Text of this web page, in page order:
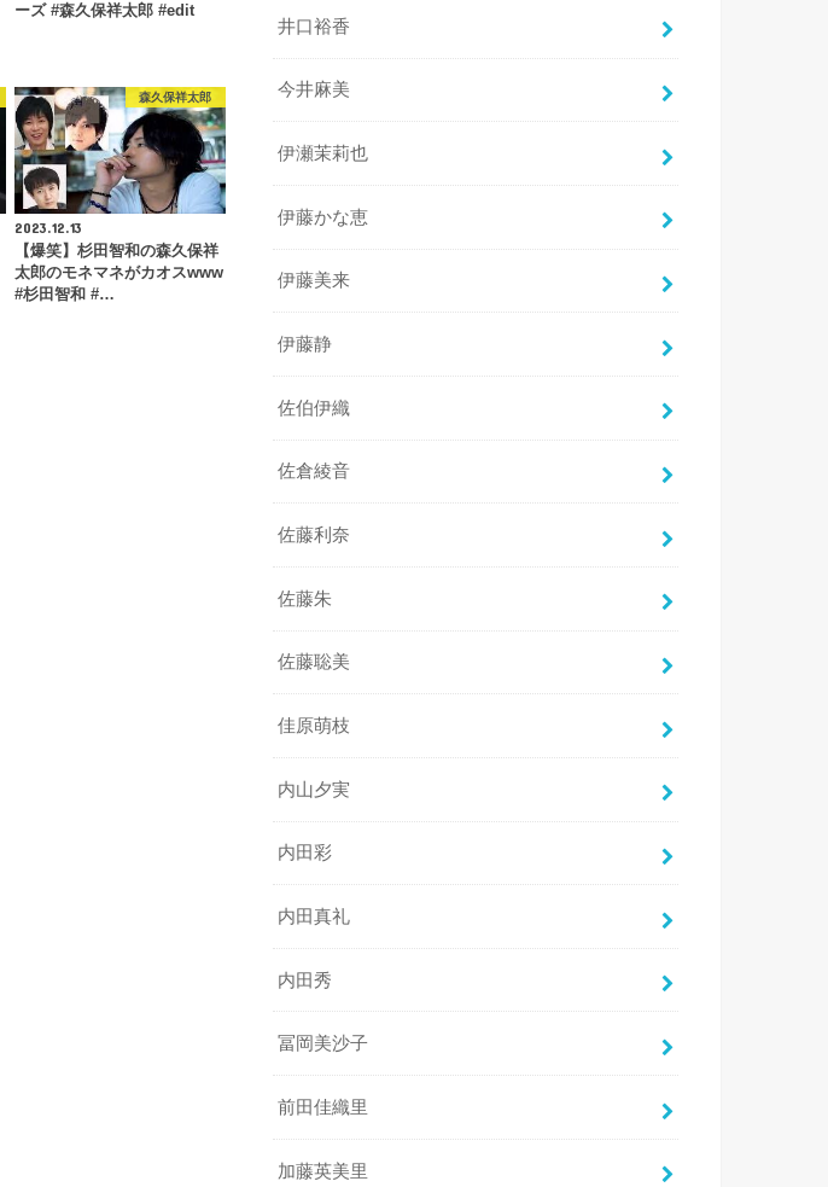
ーズ #森久保祥太郎 #edit
森久保祥太郎
2023.12.13
【爆笑】杉田智和の森久保祥
太郎のモネマネがカオスwww
#杉田智和 #…
井口裕香
今井麻美
伊瀬茉莉也
伊藤かな恵
伊藤美来
伊藤静
佐伯伊織
佐倉綾音
佐藤利奈
佐藤朱
佐藤聡美
佳原萌枝
内山夕実
内田彩
内田真礼
内田秀
冨岡美沙子
前田佳織里
加藤英美里